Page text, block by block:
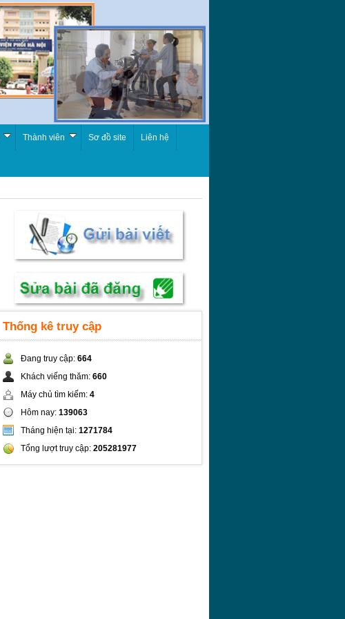
Thành viên Sơ đồ site Liên hệ
Thống kê truy cập
Đang truy cập: 664
Khách viếng thăm: 660
Máy chủ tìm kiếm: 4
Hôm nay: 139063
Tháng hiện tại: 1271784
Tổng lượt truy cập: 205281977